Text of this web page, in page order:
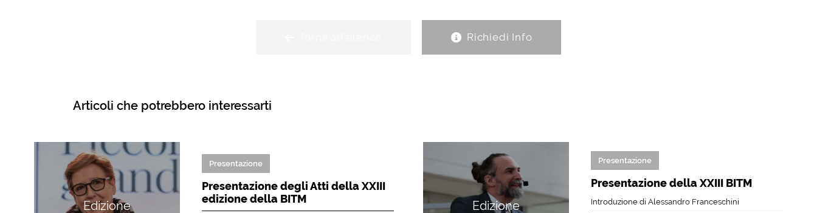
Richiedi Info
Articoli che potrebbero interessarti
Edizione
Presentazione
Presentazione degli Atti della XXIII
edizione della BITM
Edizione
Presentazione
Presentazione della XXIII BITM
Introduzione di Alessandro Franceschini